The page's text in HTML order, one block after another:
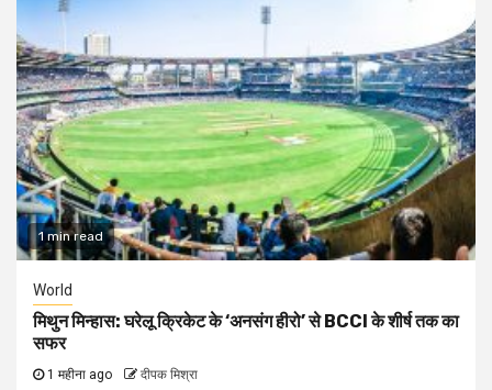
1 min read
World
मिथुन मिन्हास: घरेलू क्रिकेट के ‘अनसंग हीरो’ से BCCI के शीर्ष तक का
सफर
1 महीना ago दीपक मिश्रा